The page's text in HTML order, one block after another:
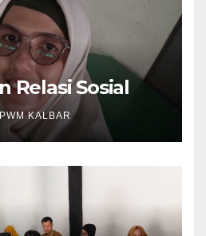
Relasi Sosial
PWM KALBAR